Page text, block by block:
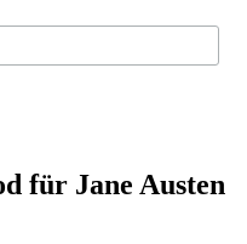
für Jane Austen